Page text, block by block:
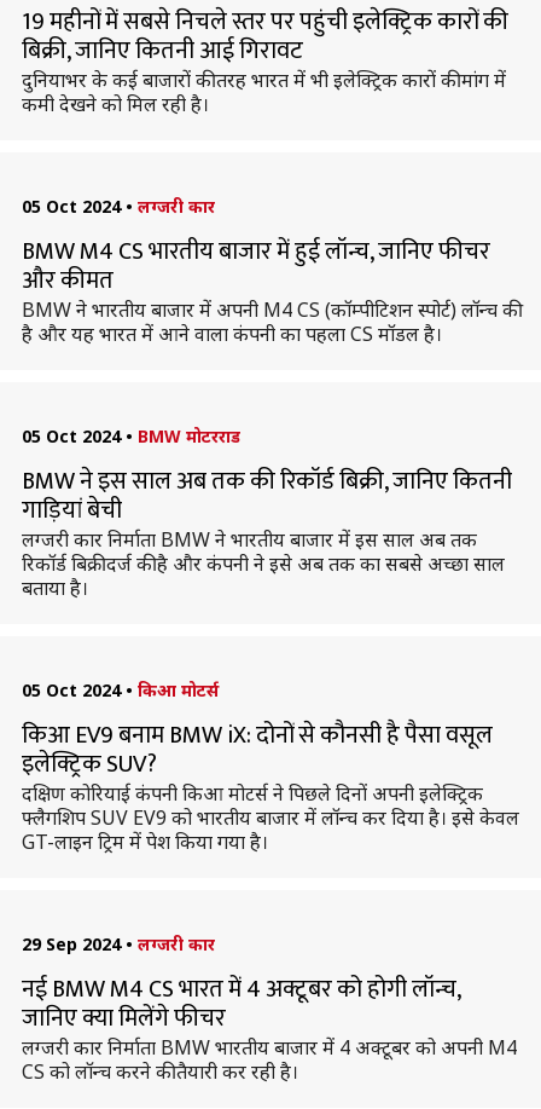
19 महीनों में सबसे निचले स्तर पर पहुंची इलेक्ट्रिक कारों की
बिक्री, जानिए कितनी आई गिरावट
दुनियाभर के कई बाजारों की तरह भारत में भी इलेक्ट्रिक कारों की मांग में
कमी देखने को मिल रही है।
05 Oct 2024 • लग्जरी कार
BMW M4 CS भारतीय बाजार में हुई लॉन्च, जानिए फीचर
और कीमत
BMW ने भारतीय बाजार में अपनी M4 CS (कॉम्पीटिशन स्पोर्ट) लॉन्च की
है और यह भारत में आने वाला कंपनी का पहला CS मॉडल है।
05 Oct 2024 • BMW मोटरराड
BMW ने इस साल अब तक की रिकॉर्ड बिक्री, जानिए कितनी
गाड़ियां बेची
लग्जरी कार निर्माता BMW ने भारतीय बाजार में इस साल अब तक
रिकॉर्ड बिक्री दर्ज की है और कंपनी ने इसे अब तक का सबसे अच्छा साल
बताया है।
05 Oct 2024 • किआ मोटर्स
किआ EV9 बनाम BMW iX: दोनों से कौनसी है पैसा वसूल
इलेक्ट्रिक SUV?
दक्षिण कोरियाई कंपनी किआ मोटर्स ने पिछले दिनों अपनी इलेक्ट्रिक
फ्लैगशिप SUV EV9 को भारतीय बाजार में लॉन्च कर दिया है। इसे केवल
GT-लाइन ट्रिम में पेश किया गया है।
29 Sep 2024 • लग्जरी कार
नई BMW M4 CS भारत में 4 अक्टूबर को होगी लॉन्च,
जानिए क्या मिलेंगे फीचर
लग्जरी कार निर्माता BMW भारतीय बाजार में 4 अक्टूबर को अपनी M4
CS को लॉन्च करने की तैयारी कर रही है।